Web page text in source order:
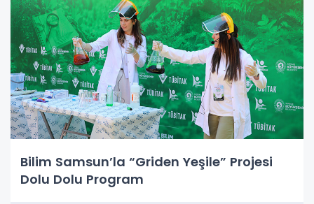
Bilim Samsun’la “Griden Yeşile” Projesi
Dolu Dolu Program